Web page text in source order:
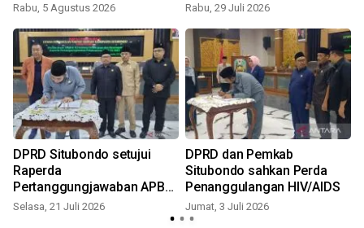
Rabu, 5 Agustus 2026 Rabu, 29 Juli 2026
DPRD Situbondo setujui
Raperda
Pertanggungjawaban APBD
2025
Selasa, 21 Juli 2026
DPRD dan Pemkab
Situbondo sahkan Perda
Penanggulangan HIV/AIDS
Jumat, 3 Juli 2026